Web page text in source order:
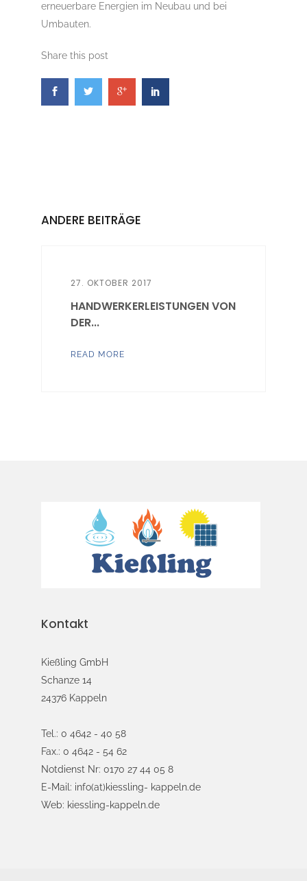
erneuerbare Energien im Neubau und bei
Umbauten.
Share this post
ANDERE BEITRÄGE
27. OKTOBER 2017
HANDWERKERLEISTUNGEN VON
DER...
READ MORE
Kontakt
Kießling GmbH
Schanze 14
24376 Kappeln
Tel.: 0 4642 - 40 58
Fax.: 0 4642 - 54 62
Notdienst Nr: 0170 27 44 05 8
E-Mail: info(at)kiessling- kappeln.de
Web: kiessling-kappeln.de